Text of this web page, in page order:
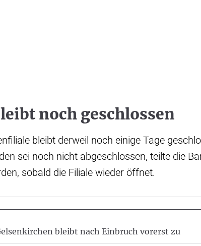
noch geschlossen
bleibt derweil noch einige Tage
sei noch nicht abgeschlossen, teilte die
sobald die Filiale wieder öffnet.
bleibt nach Einbruch vorerst zu